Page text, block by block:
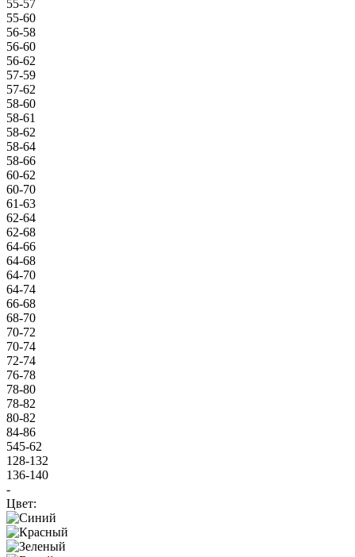
55-57
55-60
56-58
56-60
56-62
57-59
57-62
58-60
58-61
58-62
58-64
58-66
60-62
60-70
61-63
62-64
62-68
64-66
64-68
64-70
64-74
66-68
68-70
70-72
70-74
72-74
76-78
78-80
78-82
80-82
84-86
545-62
128-132
136-140
-
Цвет: